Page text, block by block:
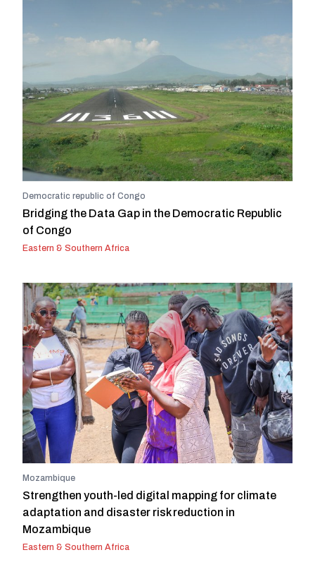
Democratic republic of Congo
Bridging the Data Gap in the Democratic Republic
of Congo
Eastern & Southern Africa
Mozambique
Strengthen youth-led digital mapping for climate
adaptation and disaster risk reduction in
Mozambique
Eastern & Southern Africa